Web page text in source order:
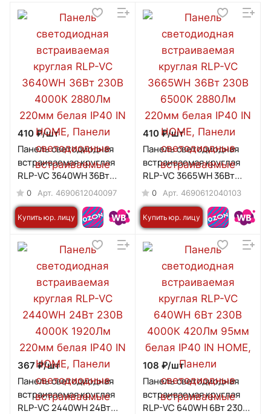
410 ₽/шт
Панель светодиодная
встраиваемая круглая
RLP-VC 3640WH 36Вт
230В 4000К 2880Лм
220мм белая IP40 IN
HOME
0 Арт. 4690612040097
Купить юр. лицу
410 ₽/шт
Панель светодиодная
встраиваемая круглая
RLP-VC 3665WH 36Вт
230В 6500К 2880Лм
220мм белая IP40 IN
HOME
0 Арт. 4690612040103
Купить юр. лицу
367 ₽/шт
Панель светодиодная
встраиваемая круглая
RLP-VC 2440WH 24Вт
108 ₽/шт
Панель светодиодная
встраиваемая круглая
RLP-VC 640WH 6Вт 230В